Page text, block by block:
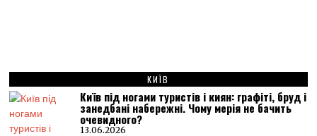
КИЇВ
Київ під ногами туристів і киян: графіті, бруд і
занедбані набережні. Чому мерія не бачить
очевидного?
13.06.2026